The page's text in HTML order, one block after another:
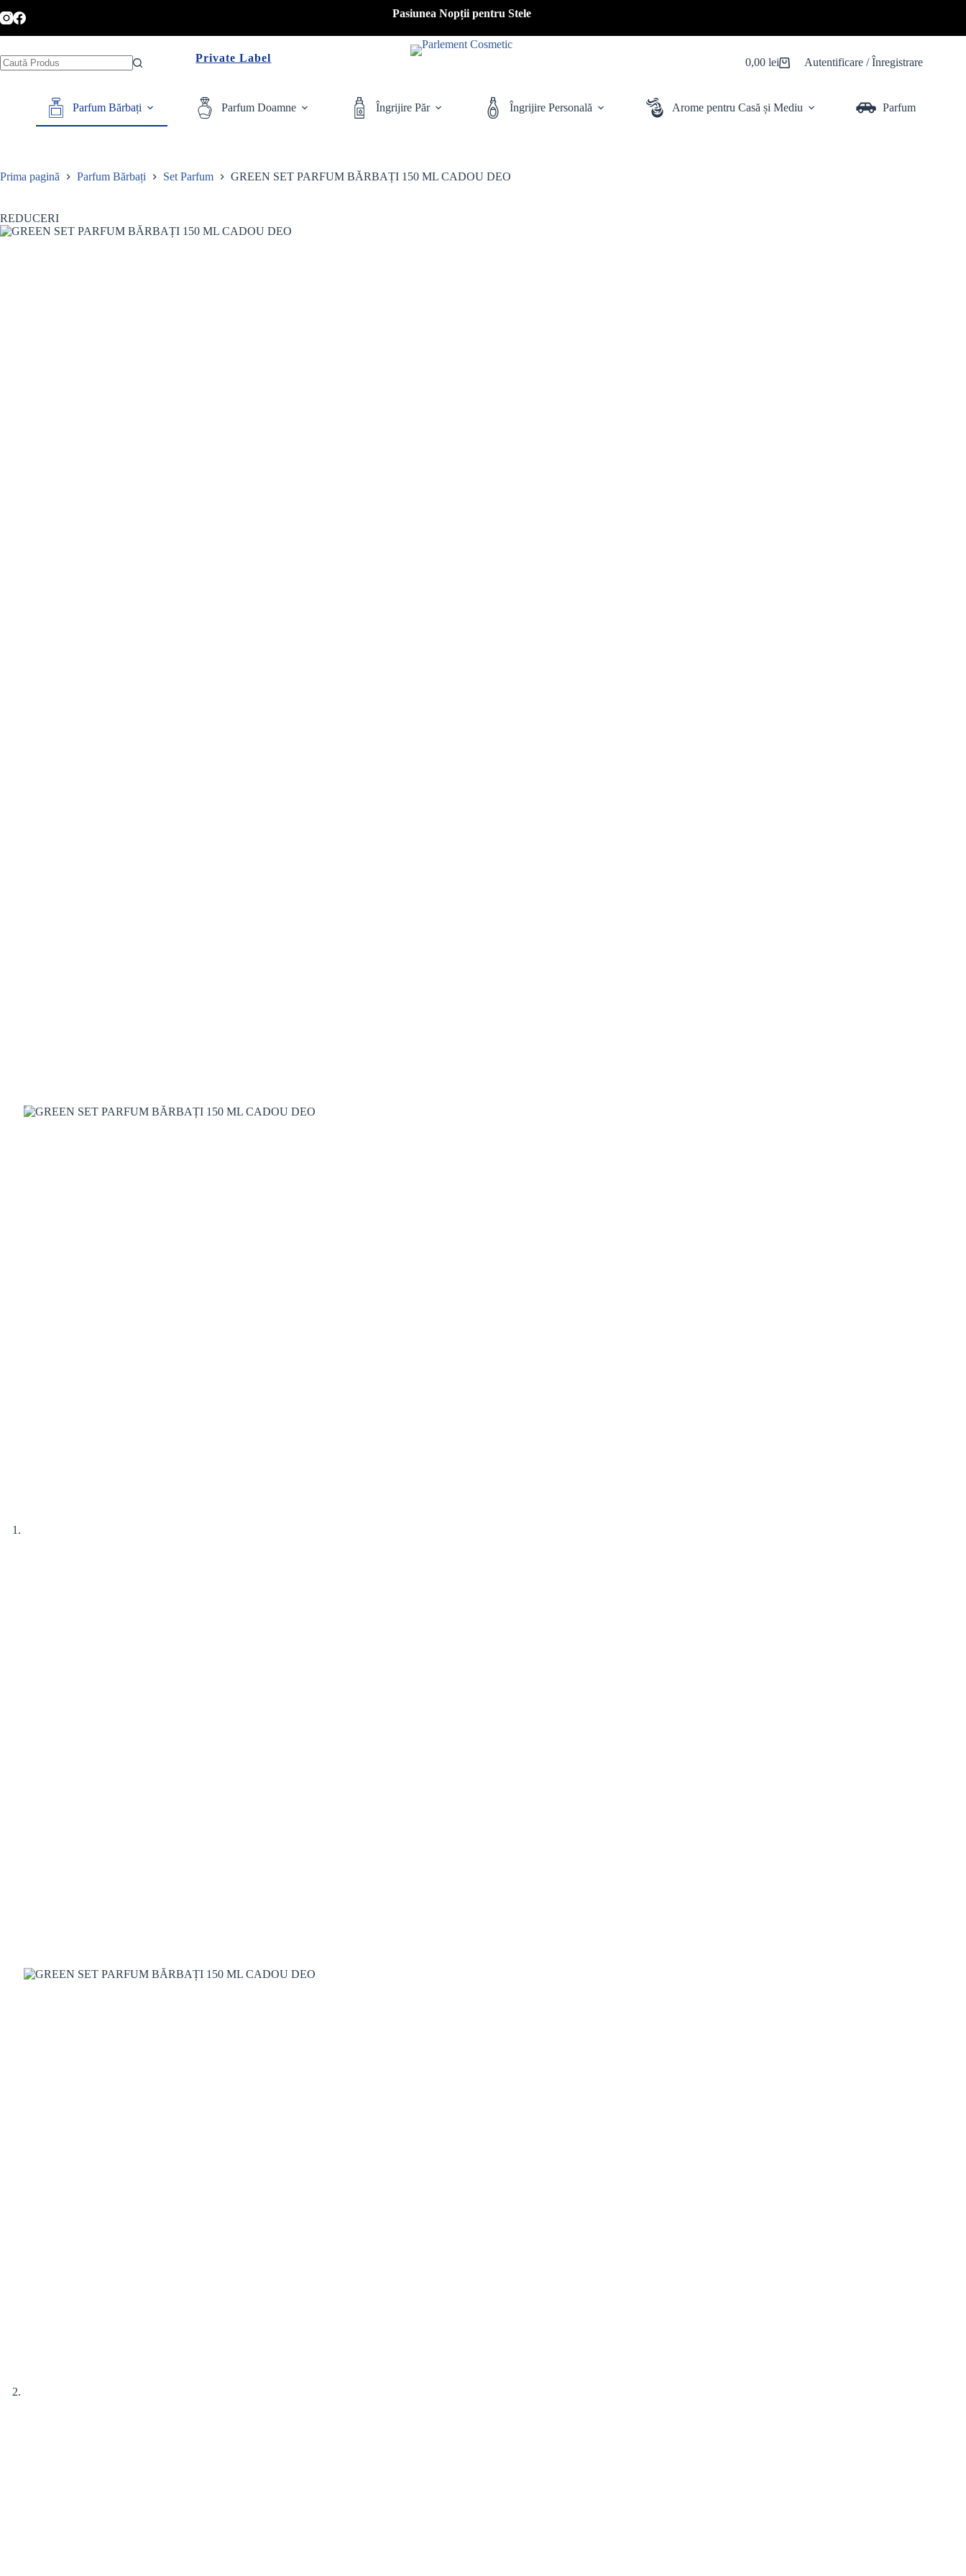
la
Pasiunea Nopții pentru Stele
Private Label
Coș
0,00 lei Autentificare / Înregistrare
Parfum Bărbați Parfum Doamne Îngrijire Păr Îngrijire Personală Arome pentru Casă și Mediu Parfum Auto
Prima pagină Parfum Bărbați Set Parfum GREEN SET PARFUM BĂRBAȚI 150 ML CADOU DEO
REDUCERI